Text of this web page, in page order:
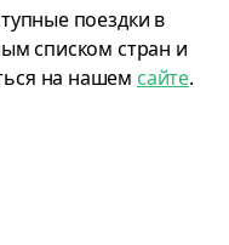
поездки в
списком стран и
на нашем сайте.